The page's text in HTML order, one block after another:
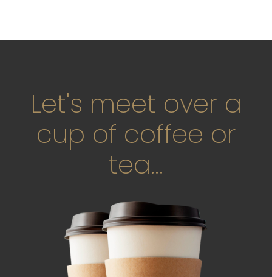
Let's meet over a
cup of coffee or
tea...